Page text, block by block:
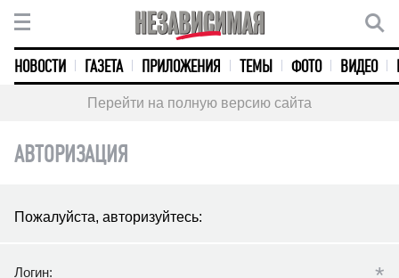
НОВОСТИ ГАЗЕТА ПРИЛОЖЕНИЯ ТЕМЫ ФОТО ВИДЕО
Перейти на полную версию сайта
АВТОРИЗАЦИЯ
Пожалуйста, авторизуйтесь:
Логин: